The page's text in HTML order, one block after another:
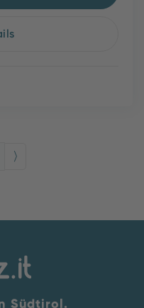
⟩
Südtirol.